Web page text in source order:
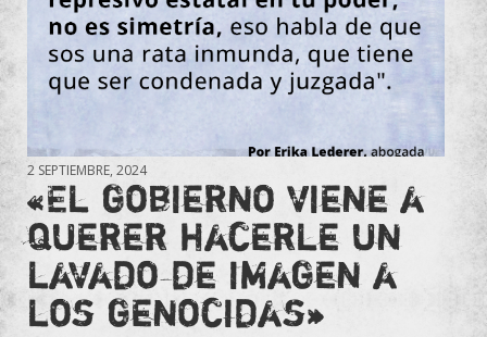
2 SEPTIEMBRE, 2024
«El gobierno viene a
querer hacerle un
lavado de imagen a
los genocidas»